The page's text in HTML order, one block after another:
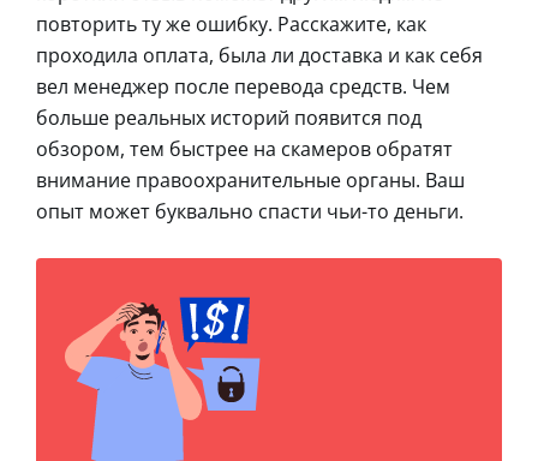
повторить ту же ошибку. Расскажите, как
проходила оплата, была ли доставка и как себя
вел менеджер после перевода средств. Чем
больше реальных историй появится под
обзором, тем быстрее на скамеров обратят
внимание правоохранительные органы. Ваш
опыт может буквально спасти чьи-то деньги.